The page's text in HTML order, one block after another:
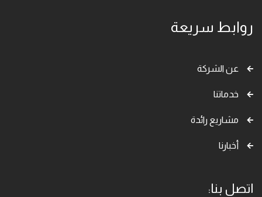
روابط سريعة
عن الشركة
خدماتنا
مشاريع رائدة
أخبارنا
اتصل بنا: